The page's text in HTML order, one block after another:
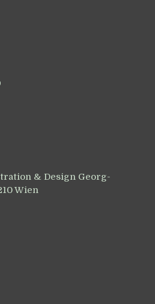
& Design Georg-
Wien